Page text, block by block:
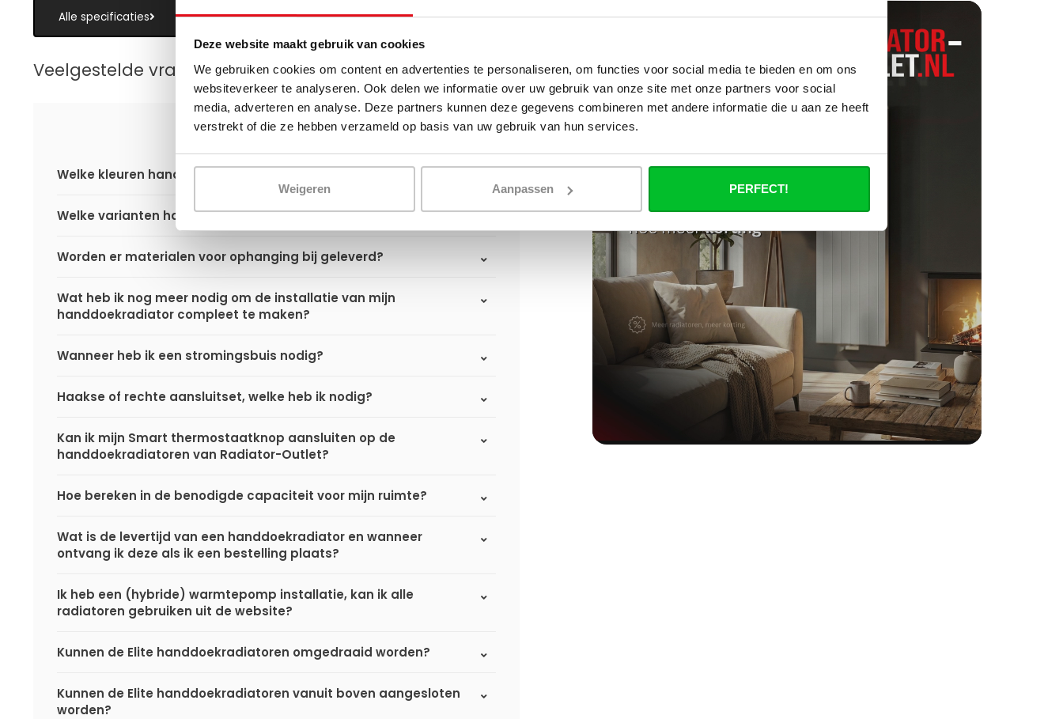
Deze website maakt gebruik van cookies
We gebruiken cookies om content en advertenties te personaliseren, om functies voor social media te bieden en om ons
websiteverkeer te analyseren. Ook delen we informatie over uw gebruik van onze site met onze partners voor social
media, adverteren en analyse. Deze partners kunnen deze gegevens combineren met andere informatie die u aan ze heeft
verstrekt of die ze hebben verzameld op basis van uw gebruik van hun services.
Weigeren Aanpassen PERFECT!
Alle specificaties
Veelgestelde vragen over handdoekradiatoren
Welke kleuren handdoekradiatoren zijn er?
Welke varianten handdoekradiatoren zijn er?
Worden er materialen voor ophanging bij geleverd?
Wat heb ik nog meer nodig om de installatie van mijn
handdoekradiator compleet te maken?
Wanneer heb ik een stromingsbuis nodig?
Haakse of rechte aansluitset, welke heb ik nodig?
Kan ik mijn Smart thermostaatknop aansluiten op de
handdoekradiatoren van Radiator-Outlet?
Hoe bereken in de benodigde capaciteit voor mijn ruimte?
Wat is de levertijd van een handdoekradiator en wanneer
ontvang ik deze als ik een bestelling plaats?
Ik heb een (hybride) warmtepomp installatie, kan ik alle
radiatoren gebruiken uit de website?
Kunnen de Elite handdoekradiatoren omgedraaid worden?
Kunnen de Elite handdoekradiatoren vanuit boven aangesloten
worden?